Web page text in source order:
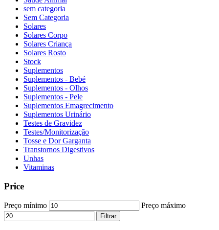
sem categoria
Sem Categoria
Solares
Solares Corpo
Solares Criança
Solares Rosto
Stock
Suplementos
Suplementos - Bebé
Suplementos - Olhos
Suplementos - Pele
Suplementos Emagrecimento
Suplementos Urinário
Testes de Gravidez
Testes/Monitorização
Tosse e Dor Garganta
Transtornos Digestivos
Unhas
Vitaminas
Price
Preço mínimo Preço máximo
Filtrar